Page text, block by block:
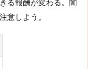
る報酬が変わる。闇
意しよう。